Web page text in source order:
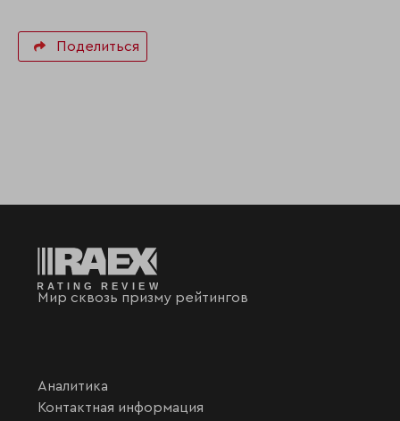
Поделиться
Мир сквозь призму рейтингов
Аналитика
Контактная информация